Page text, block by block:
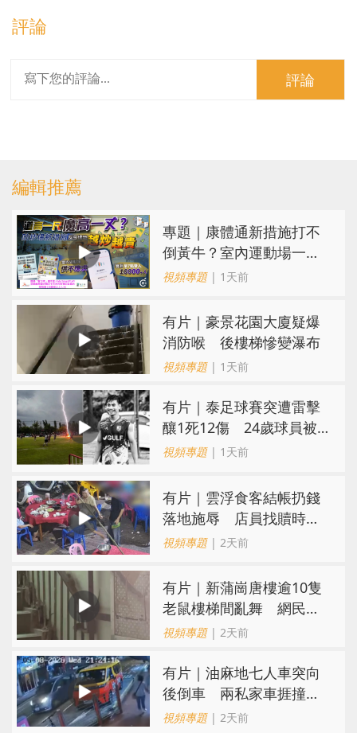
評論
評論
編輯推薦
專題｜康體通新措施打不
倒黃牛？室內運動場一場
難求越炒越貴
視頻專題| 1天前
有片｜豪景花園大廈疑爆
消防喉 後樓梯慘變瀑布
視頻專題| 1天前
有片｜泰足球賽突遭雷擊
釀1死12傷 24歲球員被
閃電劈中亡
視頻專題| 1天前
​有片｜雲浮食客結帳扔錢
落地施辱 店員找贖時還
施彼身獲老闆肯定
視頻專題| 2天前
有片｜新蒲崗唐樓逾10隻
老鼠樓梯間亂舞 網民嚇
親：每次經過都要好大勇
視頻專題| 2天前
有片｜油麻地七人車突向
後倒車 兩私家車捱撞
司機不顧而去
視頻專題| 2天前